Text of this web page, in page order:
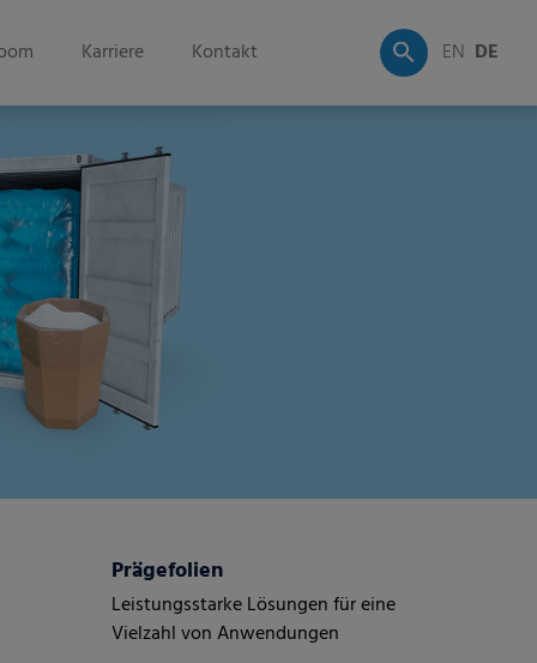
Karriere Kontakt EN DE
Prägefolien
Leistungsstarke Lösungen für eine
Vielzahl von Anwendungen